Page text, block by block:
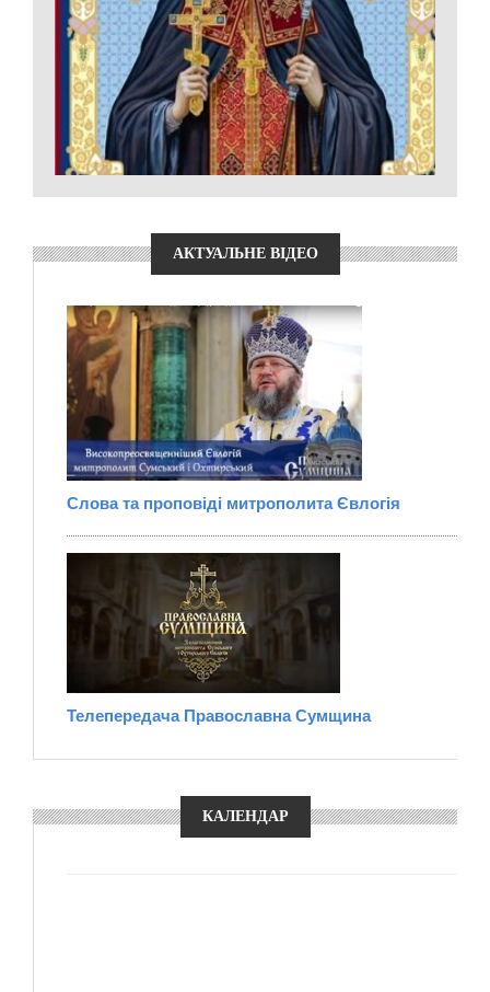
АКТУАЛЬНЕ ВІДЕО
Слова та проповіді митрополита Євлогія
Телепередача Православна Сумщина
КАЛЕНДАР